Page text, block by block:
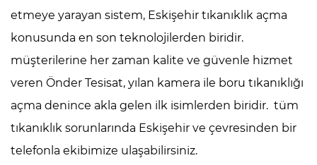
etmeye yarayan sistem, Eskişehir tıkanıklık açma
konusunda en son teknolojilerden biridir.
müşterilerine her zaman kalite ve güvenle hizmet
veren Önder Tesisat, yılan kamera ile boru tıkanıklığı
açma denince akla gelen ilk isimlerden biridir. tüm
tıkanıklık sorunlarında Eskişehir ve çevresinden bir
telefonla ekibimize ulaşabilirsiniz.